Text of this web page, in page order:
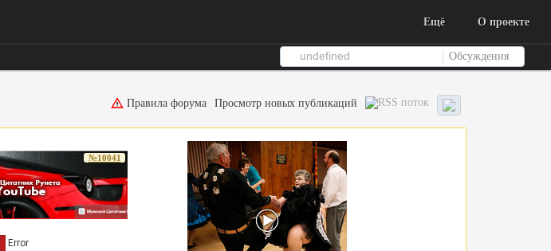
Ещё О проекте
Правила форума Просмотр новых публикаций
№10041
Обсуждения